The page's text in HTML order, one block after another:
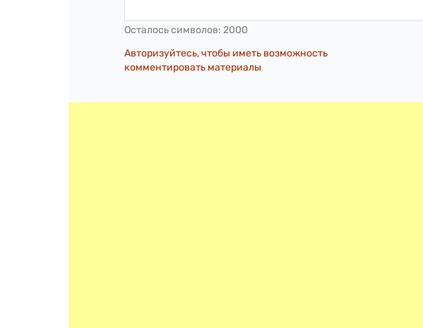
Осталось символов: 2000
Авторизуйтесь, чтобы иметь возможность
комментировать материалы